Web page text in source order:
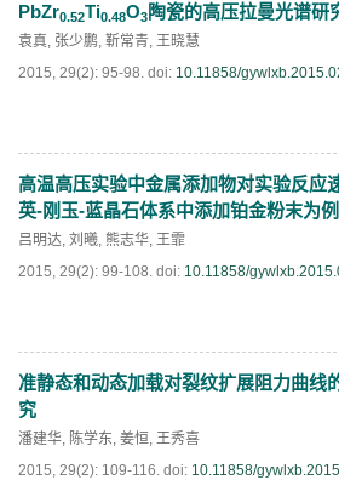
阅读全文 PDF(297)
PbZr0.52Ti0.48O3陶瓷的高压拉曼光谱研
袁真, 张少鹏, 靳常青, 王晓慧
2015, 29(2): 95-98. doi: 10.11858/
阅读全文 PDF(269)
高温高压实验中金属添加物对实验反应
英-刚玉-蓝晶石体系中添加铂金粉末为例
吕明达, 刘曦, 熊志华, 王霏
2015, 29(2): 99-108. doi: 10.11858/
阅读全文 PDF(264)
准静态和动态加载对裂纹扩展阻力曲线
究
潘建华, 陈学东, 姜恒, 王秀喜
2015, 29(2): 109-116. doi: 10.11858/